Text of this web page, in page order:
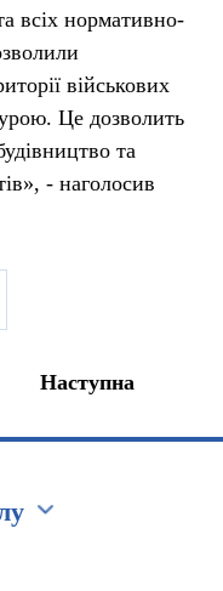
всіх нормативно-
військових
Це дозволить
та
- наголосив
Наступна